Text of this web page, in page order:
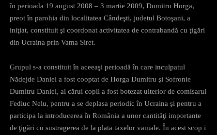
în perioada 19 august 2008 – 3 martie 2009, Dumitru Horga,
preot în parohia din localitatea Cândeşti, județul Botoşani, a
iniţiat, constituit şi coordonat activitatea de contrabandă cu ţigări
din Ucraina prin Vama Siret.
Grupul s-a constituit în aceeaşi perioadă în care inculpatul
Nădejde Daniel a fost cooptat de Horga Dumitru şi Sofronie
Dumitru Daniel, al cărui copil a fost botezat ulterior de comisarul
Fediuc Nelu, pentru a se deplasa periodic în Ucraina şi pentru a
participa la introducerea în România a unor cantităţi importante
de ţigări cu sustragerea de la plata taxelor vamale. În acest scop i